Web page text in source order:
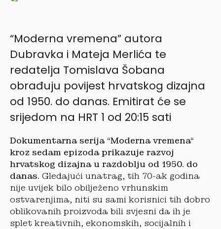
“Moderna vremena” autora
Dubravka i Mateja Merlića te
redatelja Tomislava Šobana
obrađuju povijest hrvatskog dizajna
od 1950. do danas. Emitirat će se
srijedom na HRT 1 od 20:15 sati
Dokumentarna serija “Moderna vremena“
kroz sedam epizoda prikazuje razvoj
hrvatskog dizajna u razdoblju od 1950. do
danas. Gledajući unatrag, tih 70-ak godina
nije uvijek bilo obilježeno vrhunskim
ostvarenjima, niti su sami korisnici tih dobro
oblikovanih proizvoda bili svjesni da ih je
splet kreativnih, ekonomskih, socijalnih i